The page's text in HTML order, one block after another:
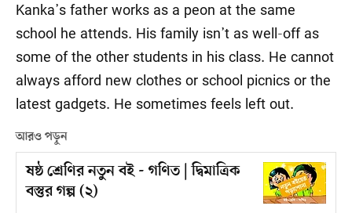
Kanka’s father works as a peon at the same
school he attends. His family isn’t as well-off as
some of the other students in his class. He cannot
always afford new clothes or school picnics or the
latest gadgets. He sometimes feels left out.
আরও পড়ুন
ষষ্ঠ শ্রেণির নতুন বই - গণিত | দ্বিমাত্রিক
বস্তুর গল্প (২)